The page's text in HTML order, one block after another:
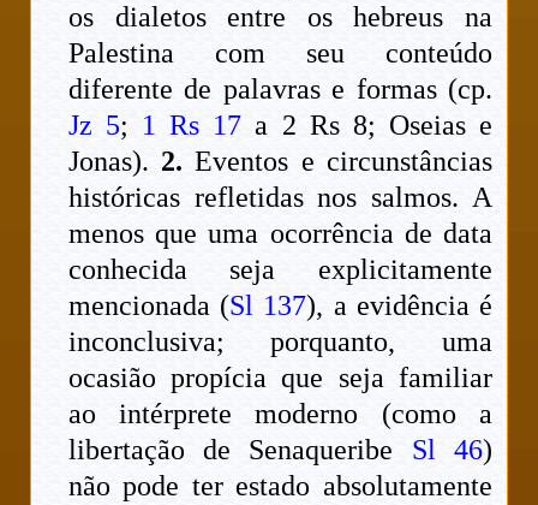
os dialetos entre os hebreus na
Palestina com seu conteúdo
diferente de palavras e formas (cp.
Jz 5; 1 Rs 17 a 2 Rs 8; Oseias e
Jonas). 2.Eventos e circunstâncias
históricas refletidas nos salmos. A
menos que uma ocorrência de data
conhecida seja explicitamente
mencionada (Sl 137), a evidência é
inconclusiva; porquanto, uma
ocasião propícia que seja familiar
ao intérprete moderno (como a
libertação de Senaqueribe Sl 46)
não pode ter estado absolutamente